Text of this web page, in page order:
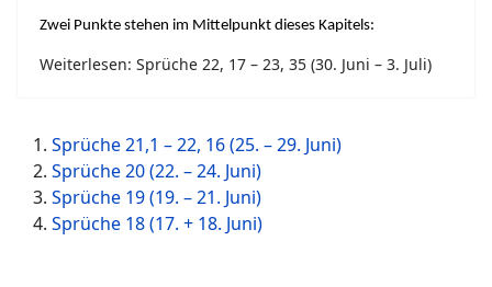
Zwei Punkte stehen im Mittelpunkt dieses Kapitels:
Weiterlesen: Sprüche 22, 17 – 23, 35 (30. Juni – 3. Juli)
Sprüche 21,1 – 22, 16 (25. – 29. Juni)
Sprüche 20 (22. – 24. Juni)
Sprüche 19 (19. – 21. Juni)
Sprüche 18 (17. + 18. Juni)